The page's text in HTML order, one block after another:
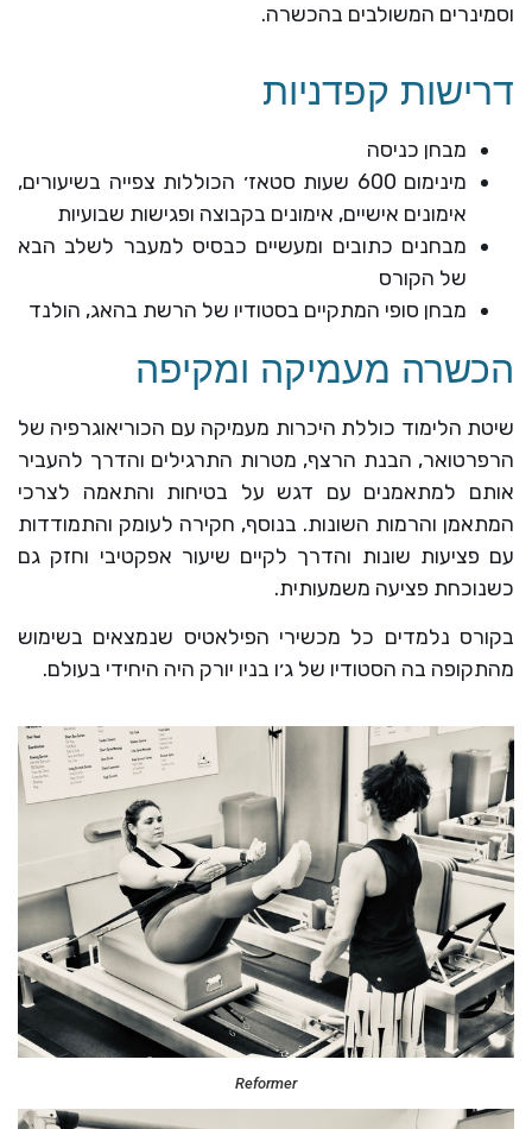
וסמינרים המשולבים בהכשרה.
דרישות קפדניות
מבחן כניסה
מינימום 600 שעות סטאז׳ הכוללות צפייה בשיעורים,
אימונים אישיים, אימונים בקבוצה ופגישות שבועיות
מבחנים כתובים ומעשיים כבסיס למעבר לשלב הבא
של הקורס
מבחן סופי המתקיים בסטודיו של הרשת בהאג, הולנד
הכשרה מעמיקה ומקיפה
שיטת הלימוד כוללת היכרות מעמיקה עם הכוריאוגרפיה של
הרפרטואר, הבנת הרצף, מטרות התרגילים והדרך להעביר
אותם למתאמנים עם דגש על בטיחות והתאמה לצרכי
המתאמן והרמות השונות. בנוסף, חקירה לעומק והתמודדות
עם פציעות שונות והדרך לקיים שיעור אפקטיבי וחזק גם
כשנוכחת פציעה משמעותית.
בקורס נלמדים כל מכשירי הפילאטיס שנמצאים בשימוש
מהתקופה בה הסטודיו של ג׳ו בניו יורק היה היחידי בעולם.
Reformer